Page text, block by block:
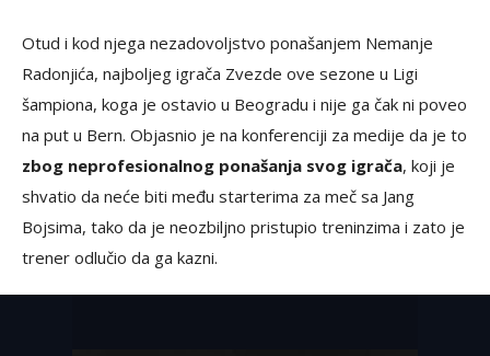
Otud i kod njega nezadovoljstvo ponašanjem Nemanje
Radonjića, najboljeg igrača Zvezde ove sezone u Ligi
šampiona, koga je ostavio u Beogradu i nije ga čak ni poveo
na put u Bern. Objasnio je na konferenciji za medije da je to
zbog neprofesionalnog ponašanja svog igrača, koji je
shvatio da neće biti među starterima za meč sa Jang
Bojsima, tako da je neozbiljno pristupio treninzima i zato je
trener odlučio da ga kazni.